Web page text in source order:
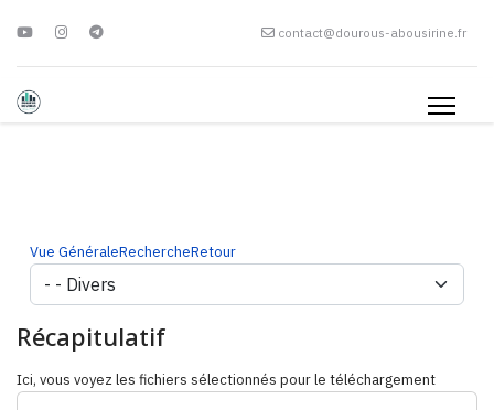
contact@dourous-abousirine.fr
Vue GénéraleRechercheRetour
Récapitulatif
Ici, vous voyez les fichiers sélectionnés pour le téléchargement